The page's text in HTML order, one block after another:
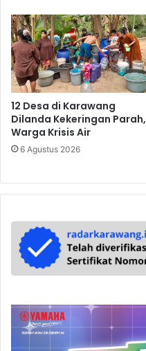
12 Desa di Karawang
Dilanda Kekeringan Parah,
Warga Krisis Air
6 Agustus 2026